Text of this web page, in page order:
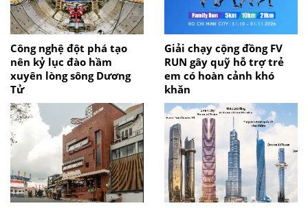
Công nghệ đột phá tạo
nên kỷ lục đào hầm
xuyên lòng sông Dương
Tử
Giải chạy cộng đồng FV
RUN gây quỹ hỗ trợ trẻ
em có hoàn cảnh khó
khăn